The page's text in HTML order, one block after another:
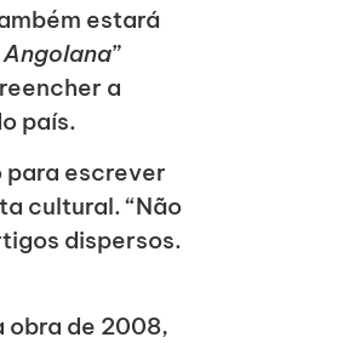
estará
”
a
país.
para escrever
cultural. “Não
dispersos.
obra de 2008,